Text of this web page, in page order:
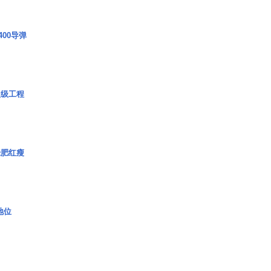
导弹
工程
红瘦
位